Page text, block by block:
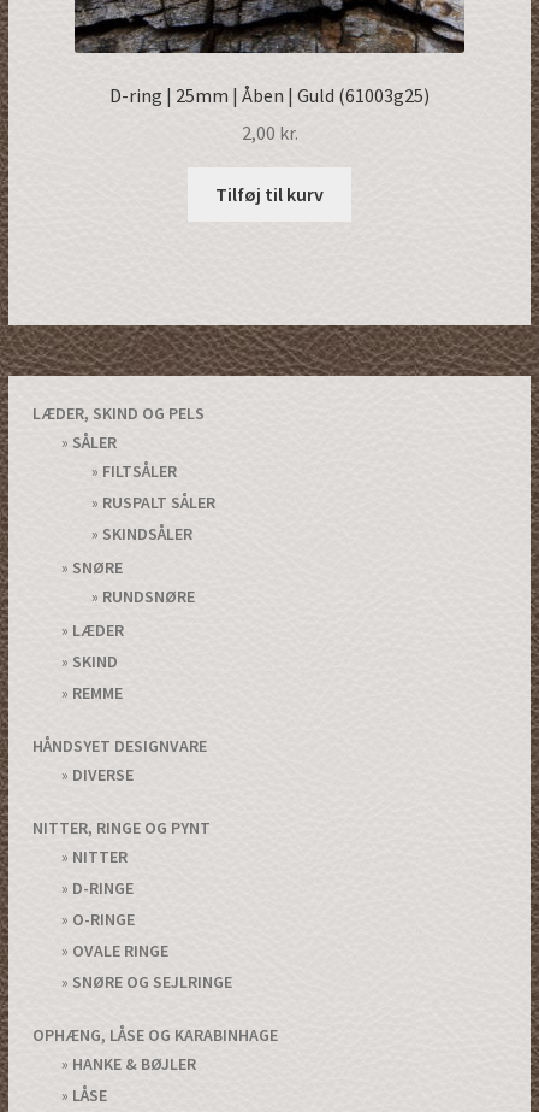
D-ring | 25mm | Åben | Guld (61003g25)
2,00 kr.
Tilføj til kurv
LÆDER, SKIND OG PELS
SÅLER
FILTSÅLER
RUSPALT SÅLER
SKINDSÅLER
SNØRE
RUNDSNØRE
LÆDER
SKIND
REMME
HÅNDSYET DESIGNVARE
DIVERSE
NITTER, RINGE OG PYNT
NITTER
D-RINGE
O-RINGE
OVALE RINGE
SNØRE OG SEJLRINGE
OPHÆNG, LÅSE OG KARABINHAGE
HANKE & BØJLER
LÅSE